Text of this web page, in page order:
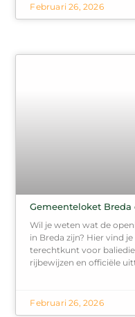
Februari 26, 2026
Gemeenteloket
Wil je weten wat de
in Breda zijn? Hier vind
terechtkunt voor
rijbewijzen en officiële
Februari 26, 2026